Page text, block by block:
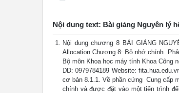
Nội dung text: Bài giảng Nguyên lý
Nội dung chương 8 BÀI GIẢNG
Allocation Chương 8: Bộ nhớ chính 
Bộ môn Khoa học máy tính Khoa Công
DĐ: 0979784189 Website:
cơ bản 8.1.1. Về phần cứng  Cung
chính và được đặt vào một tiến trình